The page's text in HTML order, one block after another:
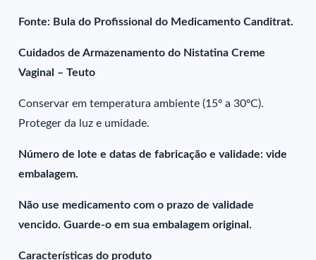
Fonte: Bula do Profissional do Medicamento Canditrat.
Cuidados de Armazenamento do Nistatina Creme
Vaginal – Teuto
Conservar em temperatura ambiente (15º a 30ºC).
Proteger da luz e umidade.
Número de lote e datas de fabricação e validade: vide
embalagem.
Não use medicamento com o prazo de validade
vencido. Guarde-o em sua embalagem original.
Características do produto